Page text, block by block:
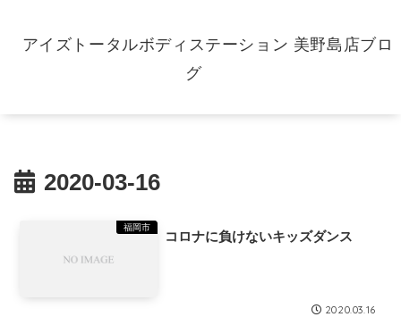
アイズトータルボディステーション 美野島店ブロ
グ
2020-03-16
福岡市
コロナに負けないキッズダンス
2020.03.16